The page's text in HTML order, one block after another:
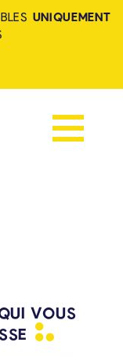
Afficher la
UNIQUEMENT
VOUS